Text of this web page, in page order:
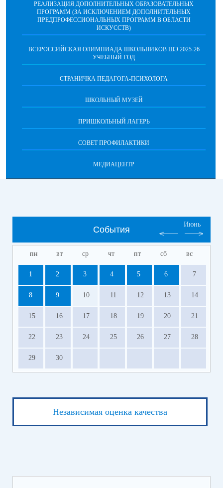
РЕАЛИЗАЦИЯ ДОПОЛНИТЕЛЬНЫХ ОБРАЗОВАТЕЛЬНЫХ
ПРОГРАММ (ЗА ИСКЛЮЧЕНИЕМ ДОПОЛНИТЕЛЬНЫХ
ПРЕДПРОФЕССИОНАЛЬНЫХ ПРОГРАММ В ОБЛАСТИ
ИСКУССТВ)
ВСЕРОССИЙСКАЯ ОЛИМПИАДА ШКОЛЬНИКОВ ШЭ 2025-26
УЧЕБНЫЙ ГОД
СТРАНИЧКА ПЕДАГОГА-ПСИХОЛОГА
ШКОЛЬНЫЙ МУЗЕЙ
ПРИШКОЛЬНЫЙ ЛАГЕРЬ
СОВЕТ ПРОФИЛАКТИКИ
МЕДИАЦЕНТР
События
Июнь
пн вт ср чт пт сб вс
1 2 3 4 5 6 7
8 9 10 11 12 13 14
15 16 17 18 19 20 21
22 23 24 25 26 27 28
29 30
Независимая оценка качества